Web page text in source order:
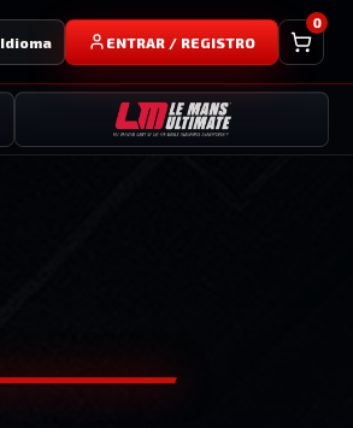
Idioma ENTRAR / REGISTRO
0